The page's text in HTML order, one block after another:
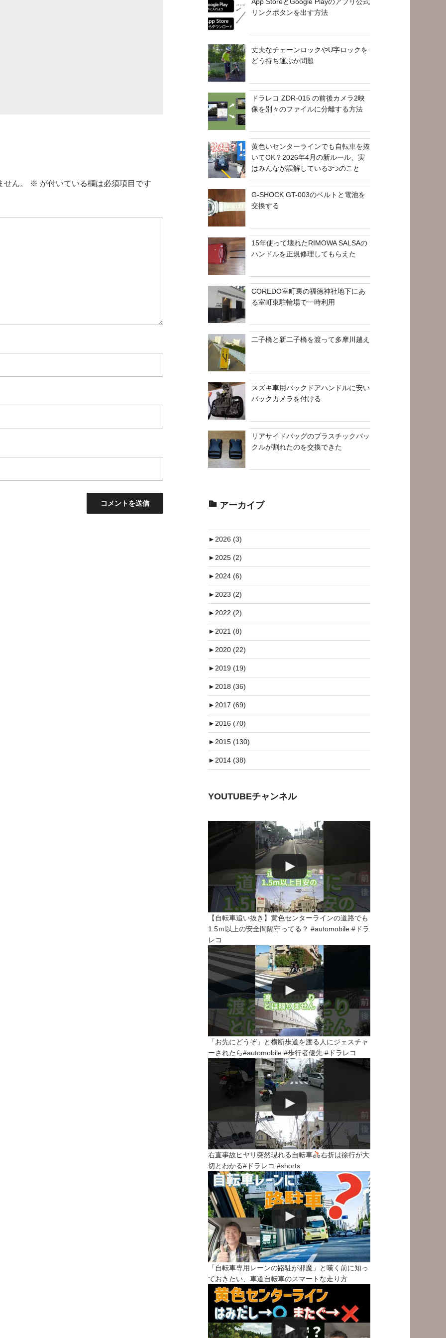
ん。 ※ が付いている欄は必須項目です
リンクボタンを出す方法
丈夫なチェーンロックやU字ロックを
どう持ち運ぶか問題
ドラレコ ZDR-015 の前後カメラ2映
像を別々のファイルに分離する方法
黄色いセンターラインでも自転車を抜
いてOK？2026年4月の新ルール、実
はみんなが誤解している3つのこと
G-SHOCK GT-003のベルトと電池を
交換する
15年使って壊れたRIMOWA SALSAの
ハンドルを正規修理してもらえた
COREDO室町裏の福徳神社地下にあ
る室町東駐輪場で一時利用
二子橋と新二子橋を渡って多摩川越え
スズキ車用バックドアハンドルに安い
バックカメラを付ける
リアサイドバッグのプラスチックバッ
クルが割れたのを交換できた
アーカイブ
►2026 (3)
►2025 (2)
►2024 (6)
►2023 (2)
►2022 (2)
►2021 (8)
►2020 (22)
►2019 (19)
►2018 (36)
►2017 (69)
►2016 (70)
►2015 (130)
►2014 (38)
YOUTUBEチャンネル
【自転車追い抜き】黄色センターラインの道路でも
1.5ｍ以上の安全間隔守ってる？ #automobile #ドラ
レコ
「お先にどうぞ」と横断歩道を渡る人にジェスチャ
ーされたら#automobile #歩行者優先 #ドラレコ
右直事故ヒヤリ突然現れる自転車
右折は徐行が大
切とわかる#ドラレコ #shorts
「自転車専用レーンの路駐が邪魔」と嘆く前に知っ
ておきたい、車道自転車のスマートな走り方